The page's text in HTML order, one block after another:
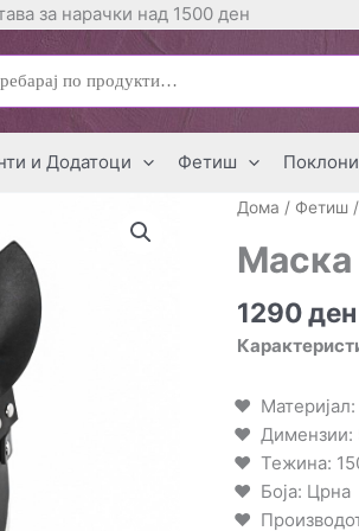
за нарачки над 1500 ден
и Додатоци Фетиш
Дома / Фетиш /
Маска
1290ден
Димензии:
Тежина:
Боја: Црна